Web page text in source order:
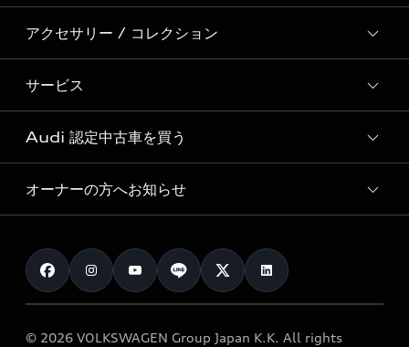
Audi Sport
Formula 1®
デジタルサービス
新車在庫検索
試乗車・展示車検索
見積り依頼
試乗予約
モデル一覧
特別仕様モデル / 限定モデル
e-tronラインアップ
価格シミュレーション
車両比較
カタログ一覧
アクセサリー / コレクション
純正アクセサリー
オンラインショップ
Audi collection
アウディナビアプリ
サービス
サービス入庫予約
サービスプログラム
メンテナンス
車検 / 定期点検
e-tronアフターサポート
Audi 認定中古車を買う
Audi認定中古車
クオリティ
保証
メンテナンス
オーナーの方へお知らせ
お知らせ
オーナー様向けキャンペーン
© 2026 VOLKSWAGEN Group Japan K.K. All rights